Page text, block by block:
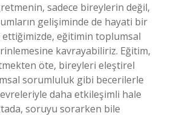
sadece bireylerin değil,
gelişiminde de hayati bir
ettiğimizde, eğitimin toplumsal
kavrayabiliriz. Eğitim,
öte, bireyleri eleştirel
sorumluluk gibi becerilerle
daha etkileşimli hale
soruyu sorarken bile